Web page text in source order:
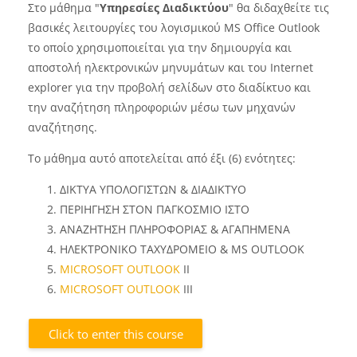
Στο μάθημα "Υπηρεσίες Διαδικτύου" θα διδαχθείτε τις
βασικές λειτουργίες του λογισμικού MS Office Outlook
το οποίο χρησιμοποιείται για την δημιουργία και
αποστολή ηλεκτρονικών μηνυμάτων και του Internet
explorer για την προβολή σελίδων στο διαδίκτυο και
την αναζήτηση πληροφοριών μέσω των μηχανών
αναζήτησης.
Το μάθημα αυτό αποτελείται από έξι (6) ενότητες:
ΔΙΚΤΥΑ ΥΠΟΛΟΓΙΣΤΩΝ & ΔΙΑΔΙΚΤΥΟ
ΠΕΡΙΗΓΗΣΗ ΣΤΟΝ ΠΑΓΚΟΣΜΙΟ ΙΣΤΟ
ΑΝΑΖΗΤΗΣΗ ΠΛΗΡΟΦΟΡΙΑΣ & ΑΓΑΠΗΜΕΝΑ
ΗΛΕΚΤΡΟΝIΚΟ ΤΑΧΥΔΡΟΜΕΙΟ & MS OUTLOOK
MICROSOFT OUTLOOK II
MICROSOFT OUTLOOK III
Click to enter this course